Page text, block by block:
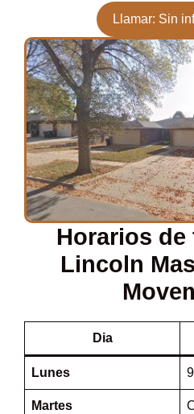
Llamar: Sin
Horarios de
Lincoln
Dia
Lunes
Martes